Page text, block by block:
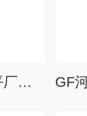
GF天津万分之一天平厂家-制药厂分析天平批发